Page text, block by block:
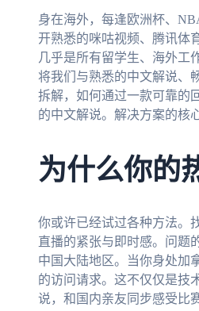
身在海外，每逢欧洲杯、
开熟悉的咪咕视频、腾讯体
几乎是所有留学生、海外工
将我们与熟悉的中文解说、
拆解，如何通过一款可靠的
的中文解说。解决方案的核
为什么你的
你或许已经试过各种方法。
直播的紧张与即时感。问题
中国大陆地区。当你身处加
的访问请求。这不仅仅是
说，和国内亲友同步感受比